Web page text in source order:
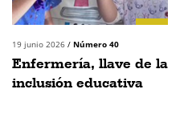
19 junio 2026 / Número 40
Enfermería, llave de la
inclusión educativa